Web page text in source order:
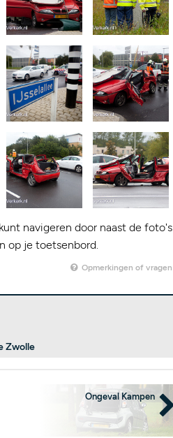
navigeren door naast de foto's
op je toetsenbord.
Opmerkingen of vragen
Zwolle
Ongeval Kampen